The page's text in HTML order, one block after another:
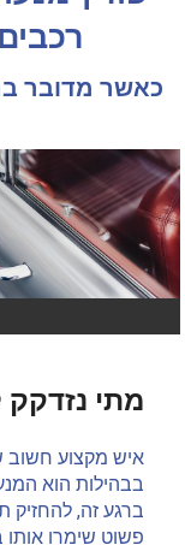
כאשר מדובר
מתי נזדקק
איש מקצוע חשוב
בבהילות הוא
ברגע זה, להחזיק
פשוט שימרו אותו